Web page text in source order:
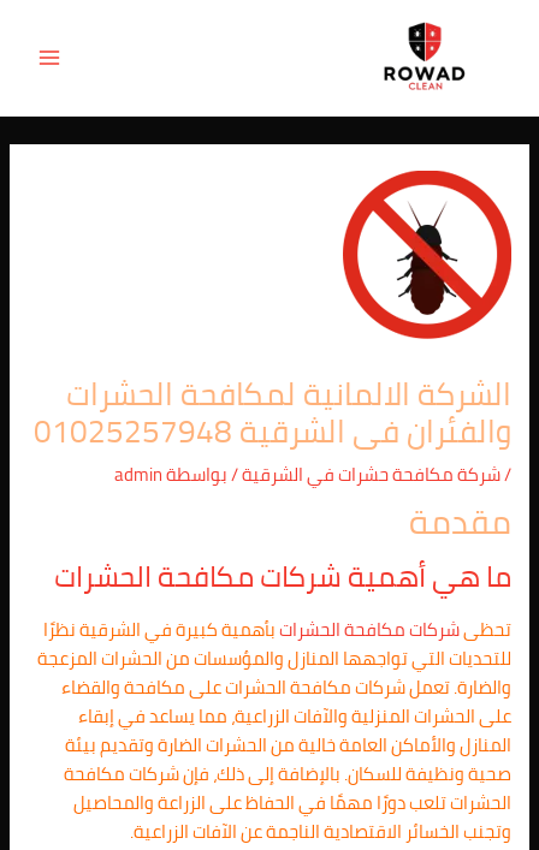
الشركة الالمانية لمكافحة الحشرات
والفئران فى الشرقية 01025257948
/شركة مكافحة حشرات في الشرقية/ بواسطةadmin
مقدمة
ما هي أهمية شركات مكافحة الحشرات
تحظىشركات مكافحة الحشراتبأهمية كبيرة في الشرقية نظرًا
للتحديات التي تواجهها المنازل والمؤسسات من الحشرات المزعجة
والضارة. تعمل شركات مكافحة الحشرات على مكافحة والقضاء
على الحشرات المنزلية والآفات الزراعية، مما يساعد في إبقاء
المنازل والأماكن العامة خالية من الحشرات الضارة وتقديم بيئة
صحية ونظيفة للسكان. بالإضافة إلى ذلك، فإن شركات مكافحة
الحشرات تلعب دورًا مهمًا في الحفاظ على الزراعة والمحاصيل
وتجنب الخسائر الاقتصادية الناجمة عن الآفات الزراعية.